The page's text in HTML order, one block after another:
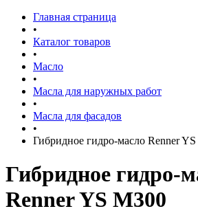
Главная страница
•
Каталог товаров
•
Масло
•
Масла для наружных работ
•
Масла для фасадов
•
Гибридное гидро-масло Renner
Гибридное гидро-
Renner YS M300